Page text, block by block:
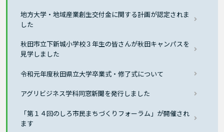
地方大学・地域産業創生交付金に関する計画が認定されま
した
秋田市立下新城小学校３年生の皆さんが秋田キャンパスを
見学しました
令和元年度秋田県立大学卒業式・修了式について
アグリビジネス学科同窓新聞を発行しました
「第１４回のしろ市民まちづくりフォーラム」が開催され
ます